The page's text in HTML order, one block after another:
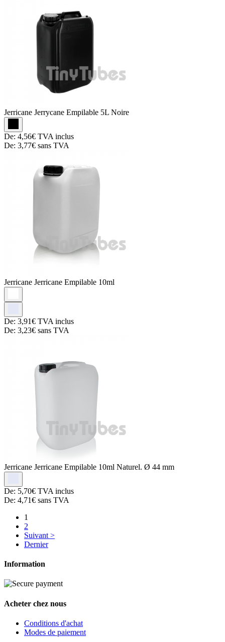
Jerricane Jerrycane Empilable 5L Noire
De: 4,56€ TVA inclus
De: 3,77€ sans TVA
Jerricane Jerricane Empilable 10ml
De: 3,91€ TVA inclus
De: 3,23€ sans TVA
Jerricane Jerricane Empilable 10ml Naturel. Ø 44 mm
De: 5,70€ TVA inclus
De: 4,71€ sans TVA
1
2
Suivant >
Dernier
Information
Acheter chez nous
Conditions d'achat
Modes de paiement